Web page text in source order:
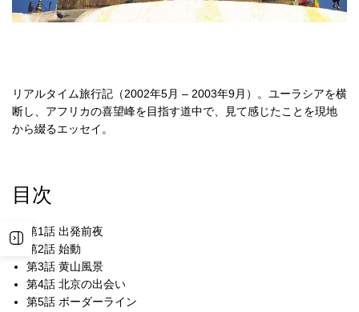
リアルタイム旅行記（2002年5月 – 2003年9月）。ユーラシアを横
断し、アフリカの喜望峰を目指す道中で、見て感じたことを現地
から綴るエッセイ。
目次
第1話 出発前夜
第2話 始動
第3話 黄山風景
第4話 北京の出会い
第5話 ボーダーライン